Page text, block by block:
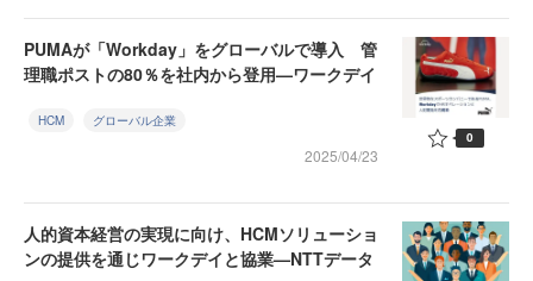
PUMAが「Workday」をグローバルで導入 管
理職ポストの80％を社内から登用—ワークデイ
HCM グローバル企業
2025/04/23
0
人的資本経営の実現に向け、HCMソリューショ
ンの提供を通じワークデイと協業—NTTデータ